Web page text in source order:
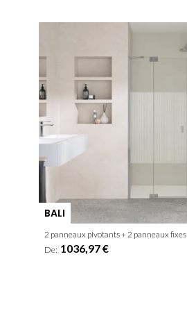
BALI
2 panneaux pivotants + 2 panneaux fixes
De: 1036,97 €